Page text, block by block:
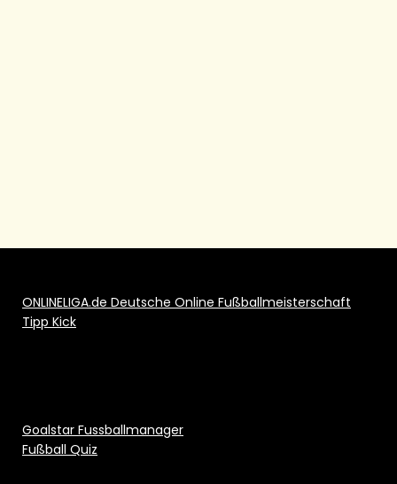
ONLINELIGA.de Deutsche Online Fußballmeisterschaft
Tipp Kick
Goalstar Fussballmanager
Fußball Quiz